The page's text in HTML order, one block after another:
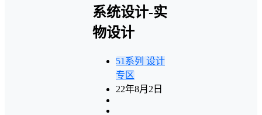
系统设计-实
物设计
51系列 设计
专区
22年8月2日